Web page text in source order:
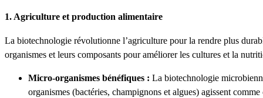
1. Agriculture et production alimentaire
La biotechnologie révolutionne l’agriculture pour la rendre plus
organismes et leurs composants pour améliorer les cultures et la
Micro-organismes bénéfiques : La biotechnologie
organismes (bactéries, champignons et algues) agissent